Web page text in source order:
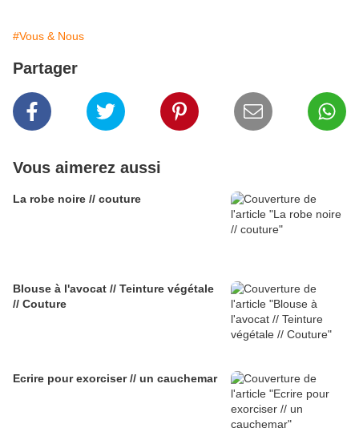
#Vous & Nous
Partager
Vous aimerez aussi
La robe noire // couture
Blouse à l'avocat // Teinture végétale
// Couture
Ecrire pour exorciser // un cauchemar